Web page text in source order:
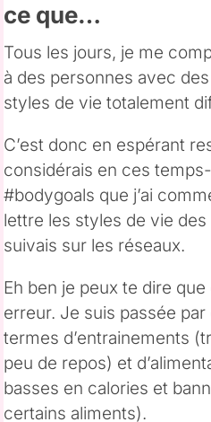
ce que…
Tous les jours, je me
à des personnes avec
styles de vie totalement
C’est donc en espérant
considérais en ces
#bodygoals que j’ai
lettre les styles de vie
suivais sur les réseaux.
Eh ben je peux te dire
erreur. Je suis passée
termes d’entrainements
peu de repos) et
basses en calories et
certains aliments).